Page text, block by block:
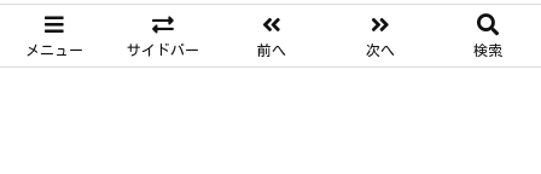
メニュー サイドバー 前へ 次へ 検索